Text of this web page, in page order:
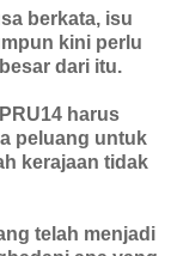
berkata, isu
kini perlu
dari itu.
harus
peluang untuk
kerajaan tidak
telah menjadi